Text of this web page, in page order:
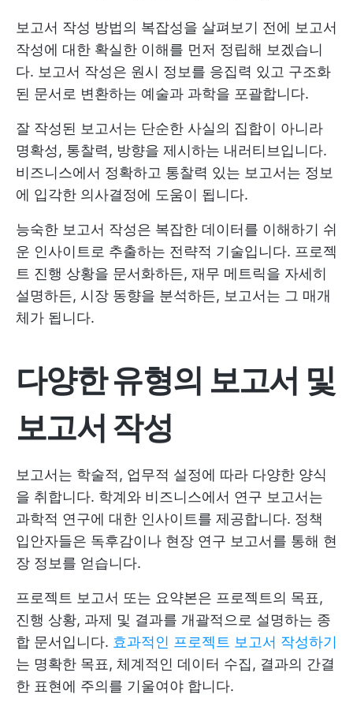
보고서 작성 방법의 복잡성을 살펴보기 전에 보고서
작성에 대한 확실한 이해를 먼저 정립해 보겠습니
다. 보고서 작성은 원시 정보를 응집력 있고 구조화
된 문서로 변환하는 예술과 과학을 포괄합니다.
잘 작성된 보고서는 단순한 사실의 집합이 아니라
명확성, 통찰력, 방향을 제시하는 내러티브입니다.
비즈니스에서 정확하고 통찰력 있는 보고서는 정보
에 입각한 의사결정에 도움이 됩니다.
능숙한 보고서 작성은 복잡한 데이터를 이해하기 쉬
운 인사이트로 추출하는 전략적 기술입니다. 프로젝
트 진행 상황을 문서화하든, 재무 메트릭을 자세히
설명하든, 시장 동향을 분석하든, 보고서는 그 매개
체가 됩니다.
다양한 유형의 보고서 및
보고서 작성
보고서는 학술적, 업무적 설정에 따라 다양한 양식
을 취합니다. 학계와 비즈니스에서 연구 보고서는
과학적 연구에 대한 인사이트를 제공합니다. 정책
입안자들은 독후감이나 현장 연구 보고서를 통해 현
장 정보를 얻습니다.
프로젝트 보고서 또는 요약본은 프로젝트의 목표,
진행 상황, 과제 및 결과를 개괄적으로 설명하는 종
합 문서입니다. 효과적인 프로젝트 보고서 작성하기
는 명확한 목표, 체계적인 데이터 수집, 결과의 간결
한 표현에 주의를 기울여야 합니다.